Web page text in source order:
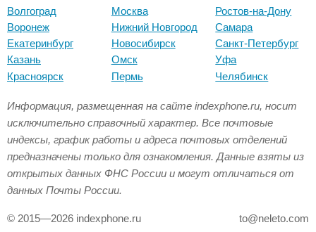
Волгоград
Воронеж
Екатеринбург
Казань
Красноярск
Москва
Нижний Новгород
Новосибирск
Омск
Пермь
Ростов-на-Дону
Самара
Санкт-Петербург
Уфа
Челябинск
Информация, размещенная на сайте indexphone.ru, носит
исключительно справочный характер. Все почтовые
индексы, график работы и адреса почтовых отделений
предназначены только для ознакомления. Данные взяты из
открытых данных ФНС России и могут отличаться от
данных Почты России.
© 2015—2026 indexphone.ru to@neleto.com